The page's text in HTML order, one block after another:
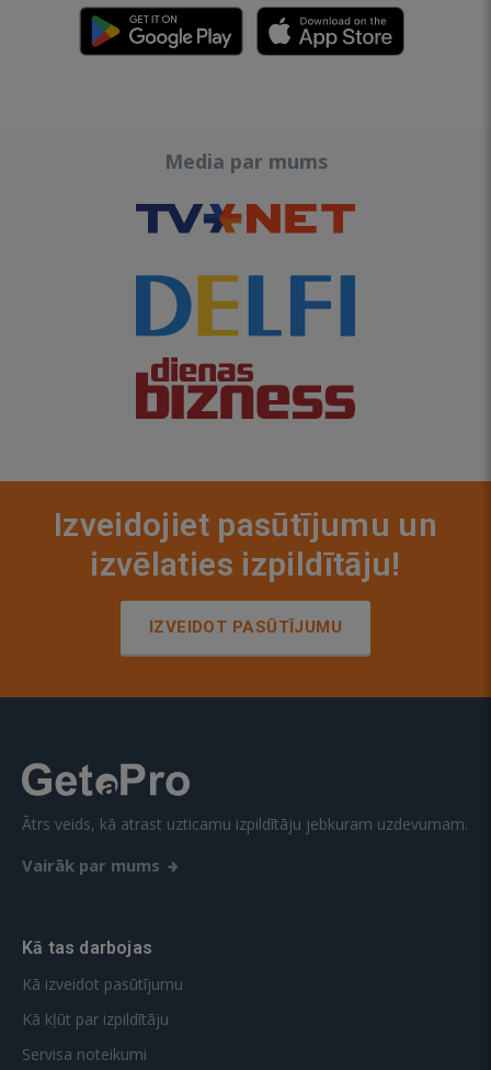
Media par mums
Izveidojiet pasūtījumu un
izvēlaties izpildītāju!
IZVEIDOT PASŪTĪJUMU
Ātrs veids, kā atrast uzticamu izpildītāju jebkuram uzdevumam.
Vairāk par mums
Kā tas darbojas
Kā izveidot pasūtījumu
Kā kļūt par izpildītāju
Servisa noteikumi